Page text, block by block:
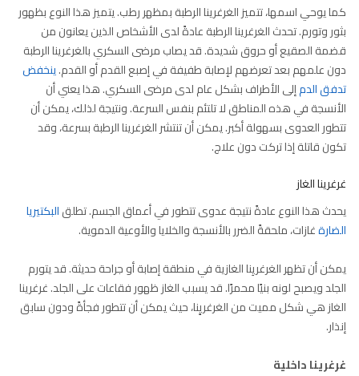
كما يوحي اسمها، تتميز الغرغرينا الرطبة بمظهر رطب. يتميز هذا النوع بظهور
بثور وتورم. تحدث الغرغرينا الرطبة عادةً لدى الأشخاص الذين يعانون من
قضمة الصقيع أو حروق شديدة. قد يصاب مرضى السكري بالغرغرينا الرطبة
دون علمهم بعد تعرضهم لإصابة طفيفة في إصبع القدم أو القدم.ينخفض ​​
تدفق الدمإلى الأطراف بشكل عام لدى مرضى السكري. هذا يعني أن
الأنسجة في هذه المناطق لا تلتئم بنفس السرعة. ونتيجة لذلك، يمكن أن
تتطور العدوى بسهولة أكبر. يمكن أن تنتشر الغرغرينا الرطبة بسرعة، وقد
تكون قاتلة إذا تركت دون علاج.
غرغرينا الغاز
يحدث هذا النوع عادةً نتيجة عدوى تتطور في أعماق الجسم. تطلقالبكتيريا
الضارةغازات، ملحقةً الضرر بالأنسجة والخلايا والأوعية الدموية.
يمكن أن تظهر الغرغريِنا الغازية في منطقة إصابة أو جراحة حديثة. قد يتورم
الجلد ويصبح لونه بنيًا محمرًا. قد يسبب الغاز ظهور فقاعات على الجلد. غرغرينا
الغاز هي شكل مميت من الغرغريِِنا، حيث يمكن أن تتطور فجأةً ودون سابق
إنذار.
غرغرينا داخلية